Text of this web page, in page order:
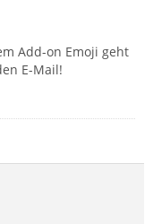
Add-on Emoji geht
E-Mail!